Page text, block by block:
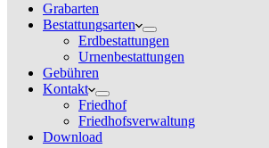
Grabarten
Bestattungsarten
Erdbestattungen
Urnenbestattungen
Gebühren
Kontakt
Friedhof
Friedhofsverwaltung
Download